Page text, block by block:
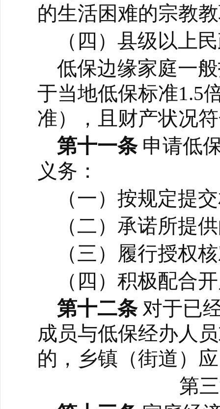
的生活困难的宗教
（四）县级以上
低保边缘家庭一
于当地低保标准1.5
准），且财产状况
第十一条 申请低
义务：
（一）按规定提
（二）承诺所提
（三）履行授权
（四）积极配合
第十二条 对于已
成员与低保经办人
的，乡镇（街道）
第